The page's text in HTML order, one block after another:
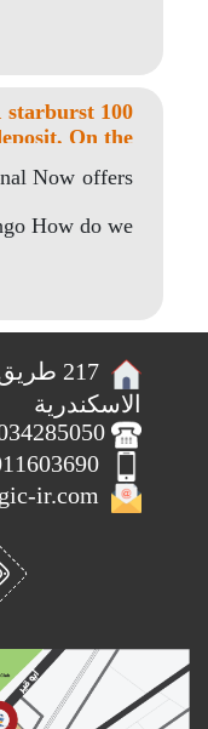
1 starburst
On the
Now offers
How do we..
217
الاسكندرية
- 034257800